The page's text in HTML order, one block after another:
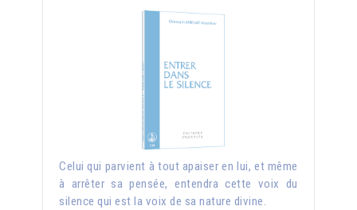
Celui qui parvient à tout apaiser en lui, et même
à arrêter sa pensée, entendra cette voix du
silence qui est la voix de sa nature divine.